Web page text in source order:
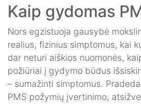
Kaip gydomas
Nors egzistuoja gausybė
realius, fizinius simptomus, kai
dar neturi aiškios nuomonės,
požiūriai į gydymo būdus
– sumažinti simptomus.
PMS požymių įvertinimo,